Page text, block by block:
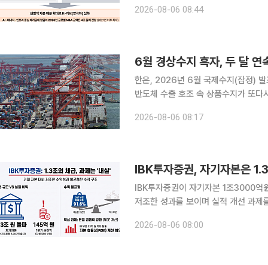
다. 삼일PwC는 이 같은 내용을 담
2026-08-06 08:44
6월 경상수지 흑자, 두 달
한은, 2026년 6월 국제수지(잠정) 발표 6월 경상수지가 전월에 이어 또다시 역대 1위를 기
반도체 수출 호조 속 상품수지가 또
6월 경상수지는 497억3000만달러
2026-08-06 08:17
IBK투자증권이 자기자본 1조3000억
저조한 성과를 보이며 실적 개선 과
2026-08-06 08:00